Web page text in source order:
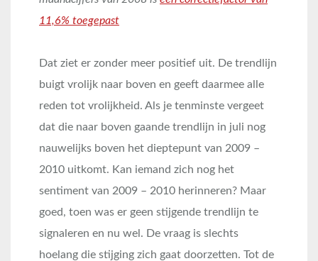
11,6% toegepast
Dat ziet er zonder meer positief uit. De trendlijn
buigt vrolijk naar boven en geeft daarmee alle
reden tot vrolijkheid. Als je tenminste vergeet
dat die naar boven gaande trendlijn in juli nog
nauwelijks boven het dieptepunt van 2009 –
2010 uitkomt. Kan iemand zich nog het
sentiment van 2009 – 2010 herinneren? Maar
goed, toen was er geen stijgende trendlijn te
signaleren en nu wel. De vraag is slechts
hoelang die stijging zich gaat doorzetten. Tot de